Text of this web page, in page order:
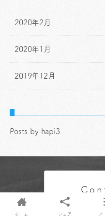
2020年2月
2020年1月
2019年12月
Posts by hapi3
ホーム シェア